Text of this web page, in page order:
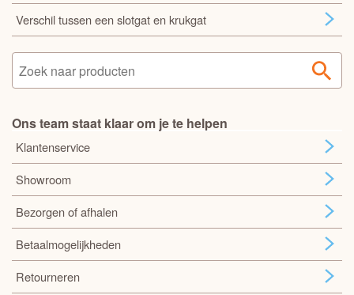
Verschil tussen een slotgat en krukgat
Ons team staat klaar om je te helpen
Klantenservice
Showroom
Bezorgen of afhalen
Betaalmogelijkheden
Retourneren